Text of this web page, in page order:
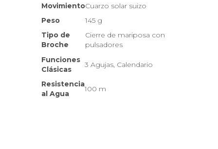
MovimientoCuarzo solar suizo
Peso
145 g
Tipo de
Broche
Cierre de mariposa con
pulsadores
Funciones
Clásicas
3 Agujas, Calendario
Resistencia
al Agua
100 m